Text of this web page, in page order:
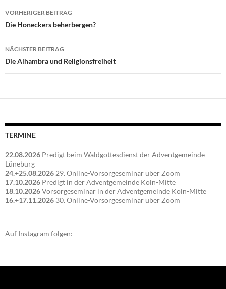
Beitragsnavigation
VORHERIGER BEITRAG
Die Honeckers beherbergen?
NÄCHSTER BEITRAG
Die Alhambra und Religionsfreiheit
TERMINE
22.08.2026 Predigt beim Waldgottesdienst der Adventgemeinde
Lüneburg
24.+25.08.2026 29. Online-Vorsorgeseminar über Zoom
17.10.2026 Predigt in der Adventgemeinde Köln-Mitte
18.10.2026Vorsorgeseminar in der Adventgemeinde Köln-Mitte
16.+17.11.2026 30. Online-Vorsorgeseminar über Zoom
Auf Instagram folgen: